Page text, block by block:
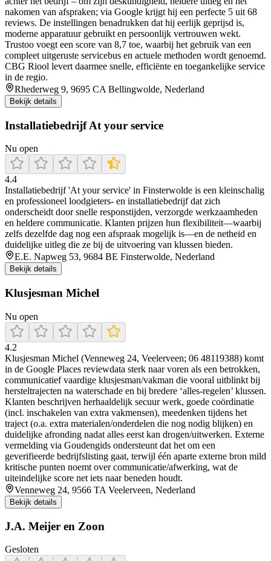
nakomen van afspraken; via Google krijgt hij een perfecte 5 uit 68
reviews. De instellingen benadrukken dat hij eerlijk geprijsd is,
moderne apparatuur gebruikt en persoonlijk vertrouwen wekt.
Trustoo voegt een score van 8,7 toe, waarbij het gebruik van een
compleet uitgeruste servicebus en actuele methoden wordt genoemd.
CBG Riool levert daarmee snelle, efficiënte en toegankelijke service
in de regio.
Rhederweg 9, 9695 CA Bellingwolde, Nederland
Bekijk details
Installatiebedrijf At your service
Nu open
4.4
Installatiebedrijf 'At your service' in Finsterwolde is een kleinschalig
en professioneel loodgieters- en installatiebedrijf dat zich
onderscheidt door snelle responstijden, verzorgde werkzaamheden
en heldere communicatie. Klanten prijzen hun flexibiliteit—waarbij
zelfs dezelfde dag nog een afspraak mogelijk is—en de netheid en
duidelijke uitleg die ze bij de uitvoering van klussen bieden.
E.E. Napweg 53, 9684 BE Finsterwolde, Nederland
Bekijk details
Klusjesman Michel
Nu open
4.2
Klusjesman Michel (Venneweg 24, Veelerveen; 06 48119388) komt
in de Google Places reviewdata sterk naar voren als een betrokken,
communicatief vaardige klusjesman/vakman die vooral uitblinkt bij
hersteltrajecten na waterschade en bij bredere ‘alles-regelen’ klussen.
Klanten beschrijven herhaaldelijk secuur werk, goede coördinatie
(incl. inschakelen van extra vakmensen), meedenken tijdens het
traject (o.a. extra materialen/onderdelen die nog nodig blijken) en
duidelijke afronding nadat alles eerst kan drogen/uitwerken. Externe
vermelding via Goudengids ondersteunt dat het om een
geverifieerde bedrijfslisting gaat, terwijl één aparte externe bron mild
kritische punten noemt over communicatie/afwerking, wat de
uiteindelijke score net iets naar beneden houdt.
Venneweg 24, 9566 TA Veelerveen, Nederland
Bekijk details
J.A. Meijer en Zoon
Gesloten